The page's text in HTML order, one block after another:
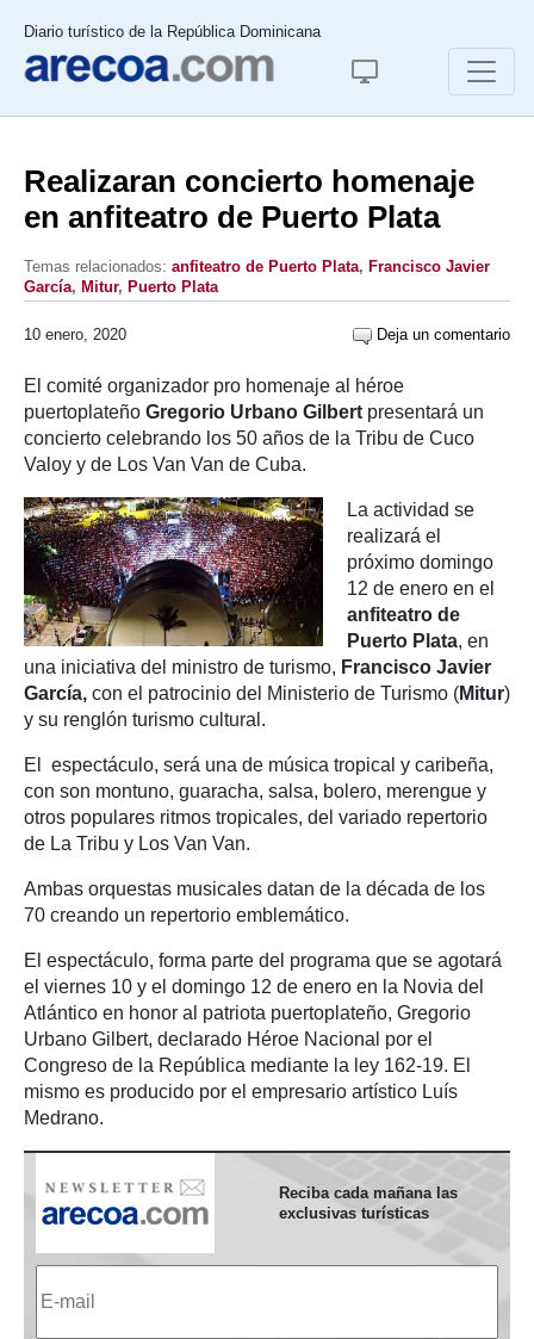
Diario turístico de la República Dominicana
Realizaran concierto homenaje
en anfiteatro de Puerto Plata
Temas relacionados: anfiteatro de Puerto Plata, Francisco Javier
García, Mitur, Puerto Plata
10 enero, 2020 Deja un comentario
El comité organizador pro homenaje al héroe
puertoplateño Gregorio Urbano Gilbert presentará un
concierto celebrando los 50 años de la Tribu de Cuco
Valoy y de Los Van Van de Cuba.
La actividad se
realizará el
próximo domingo
12 de enero en el
anfiteatro de
Puerto Plata, en
una iniciativa del ministro de turismo, Francisco Javier
García, con el patrocinio del Ministerio de Turismo (Mitur)
y su renglón turismo cultural.
El espectáculo, será una de música tropical y caribeña,
con son montuno, guaracha, salsa, bolero, merengue y
otros populares ritmos tropicales, del variado repertorio
de La Tribu y Los Van Van.
Ambas orquestas musicales datan de la década de los
70 creando un repertorio emblemático.
El espectáculo, forma parte del programa que se agotará
el viernes 10 y el domingo 12 de enero en la Novia del
Atlántico en honor al patriota puertoplateño, Gregorio
Urbano Gilbert, declarado Héroe Nacional por el
Congreso de la República mediante la ley 162-19. El
mismo es producido por el empresario artístico Luís
Medrano.
Reciba cada mañana las
exclusivas turísticas